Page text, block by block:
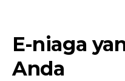
E-niaga
Anda